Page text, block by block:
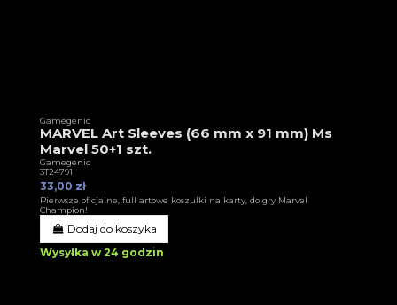
Gamegenic
MARVEL Art Sleeves (66 mm x 91 mm) Ms
Marvel 50+1 szt.
Gamegenic
3T24791
33,00 zł
Pierwsze oficjalne, full artowe koszulki na karty, do gry Marvel
Champion!
Dodaj do koszyka
Wysyłka w 24 godzin